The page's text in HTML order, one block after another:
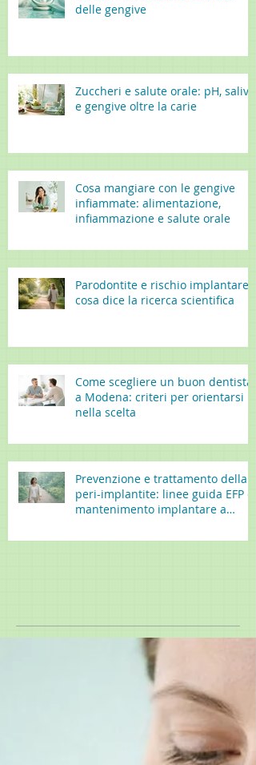
delle gengive
Zuccheri e salute orale: pH, saliva
e gengive oltre la carie
Cosa mangiare con le gengive
infiammate: alimentazione,
infiammazione e salute orale
Parodontite e rischio implantare:
cosa dice la ricerca scientifica
Come scegliere un buon dentista
a Modena: criteri per orientarsi
nella scelta
Prevenzione e trattamento della
peri-implantite: linee guida EFP e
mantenimento implantare a